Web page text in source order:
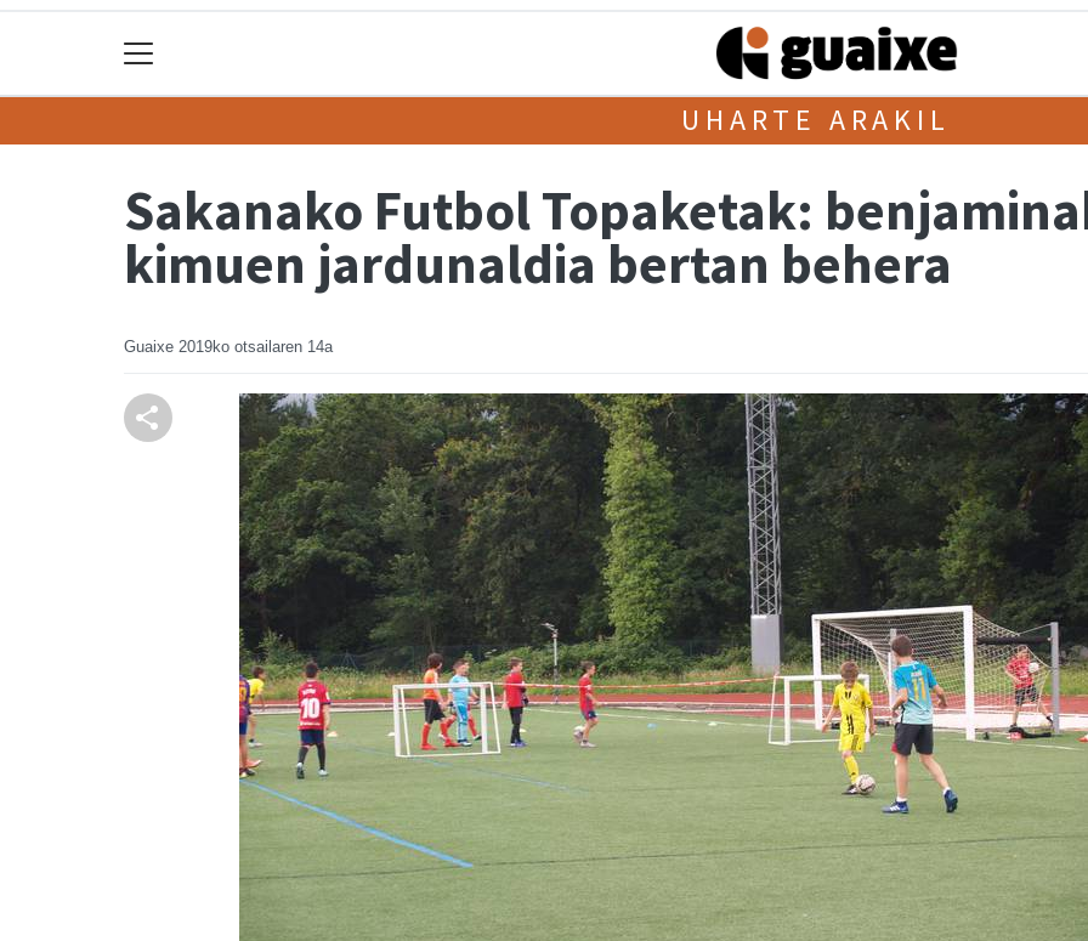
UHARTE ARAKIL
Sakanako Futbol Topaketak:
kimuen jardunaldia bertan behera
Guaixe 2019ko otsailaren 14a